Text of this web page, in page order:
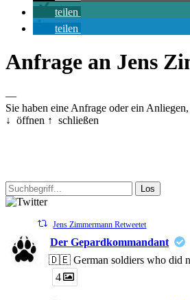
teilen
teilen
Anfrage an Jens
—
Sie haben eine Anfrage oder ein
↓ öffnen ↑ schließen
Jens Zimmermann Retweetet
Der Gepardkommandant
🇩🇪 German soldiers who did
4